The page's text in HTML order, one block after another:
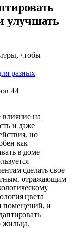
улучшать
разных
44
на
и даже
но
как
в доме
сделать свое
отражающим
цвета
помещений, и
жильца.